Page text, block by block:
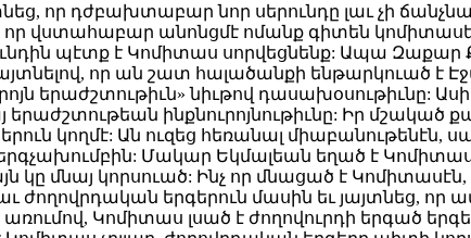
որ դժբախտաբար նոր սերունդը լաւ չի
վստահաբար անոնցմէ ոմանք գիտեն
պէտք է Կոմիտաս սորվեցնենք: Ապա Զաքար
որ ան շատ հալածանքի ենթարկուած է
երաժշտութիւն» նիւթով դասախօսութիւնը:
ինքնուրոյնութիւնը: Իր մշակած
կողմէ: Ան ուզեց հեռանալ միաբանութենէն,
Մակար Եկմալեան եղած է Կոմիտասի
կը մնայ կորսուած: Ինչ որ մնացած է Կոմիտասէն,
երգերուն մասին եւ յայտնեց, որ
Կոմիտաս լսած է ժողովուրդի երգած